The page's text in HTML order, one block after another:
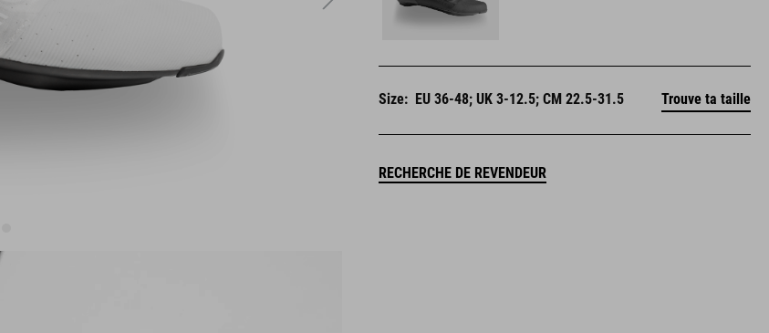
Size: EU 36-48; UK 3-12.5; CM 22.5-31.5 Trouve ta taille
RECHERCHE DE REVENDEUR